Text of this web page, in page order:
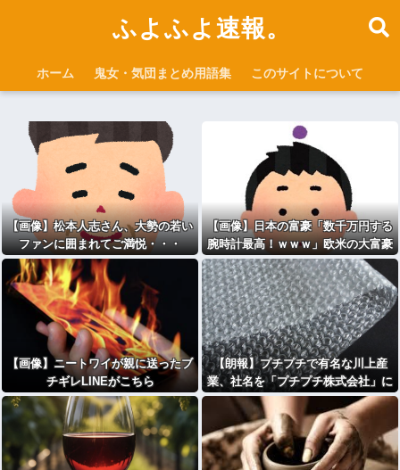
ふよふよ速報。
ホーム 鬼女・気団まとめ用語集 このサイトについて
【画像】松本人志さん、大勢の若い
ファンに囲まれてご満悦・・・
【画像】日本の富豪「数千万円する
腕時計最高！ｗｗｗ」欧米の大富豪
「…」
【画像】ニートワイが親に送ったブ
チギレLINEがこちら
【朗報】プチプチで有名な川上産
業、社名を「プチプチ株式会社」に
変更wwwww